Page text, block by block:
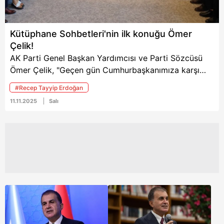
kullandı.
Kütüphane Sohbetleri'nin ilk konuğu Ömer
Çelik!
AK Parti Genel Başkan Yardımcısı ve Parti Sözcüsü
Ömer Çelik, "Geçen gün Cumhurbaşkanımıza karşı
kullandıkları ifadelerin altyazısını biliyoruz. Bu ülkeyi
geleceğe taşıyacak liderliği çalmak istiyorlar. Bu
ülkenin demokrasisini çalmak istiyorlar. Bu ülkenin
#Recep Tayyip Erdoğan
11.11.2025 Salı